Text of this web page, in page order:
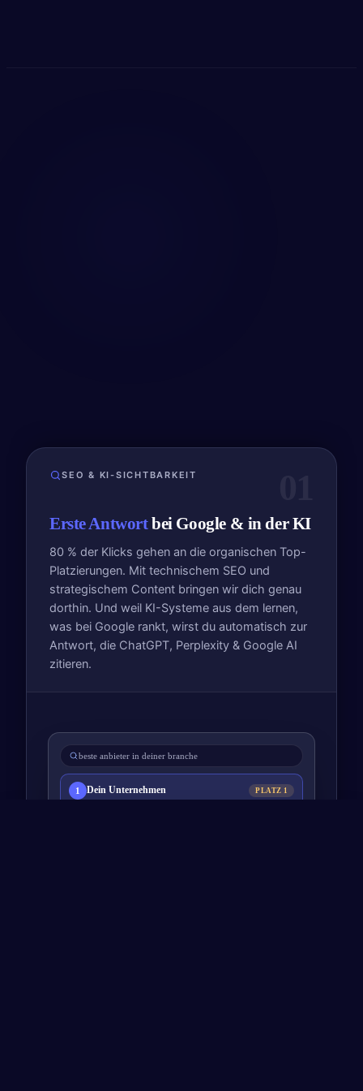
SEO & KI-SICHTBARKEIT
Erste Antwortbei Google & in der KI
80 % der Klicks gehen an die organischen Top-
Platzierungen. Mit technischem SEO und
strategischem Content bringen wir dich genau
dorthin. Und weil KI-Systeme aus dem lernen,
was bei Google rankt, wirst du automatisch zur
Antwort, die ChatGPT, Perplexity & Google AI
zitieren.
beste anbieter in deiner branche
1 Dein Unternehmen PLATZ 1